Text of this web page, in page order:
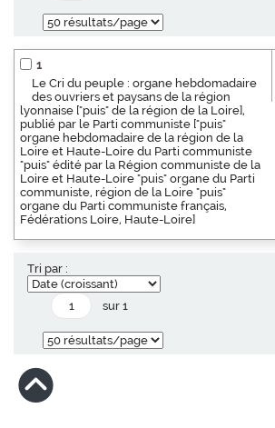
1
Le Cri du peuple : organe hebdomadaire
des ouvriers et paysans de la région
lyonnaise ["puis" de la région de la Loire],
publié par le Parti communiste ["puis"
organe hebdomadaire de la région de la
Loire et Haute-Loire du Parti communiste
"puis" édité par la Région communiste de la
Loire et Haute-Loire "puis" organe du Parti
communiste, région de la Loire "puis"
organe du Parti communiste français,
Fédérations Loire, Haute-Loire]
Tri par :
sur 1